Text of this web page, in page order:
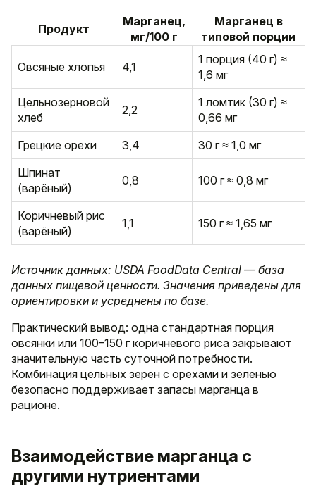
Продукт
Марганец,
мг/100 г
Марганец в
типовой порции
Овсяные хлопья 4,1
1 порция (40 г) ≈
1,6 мг
Цельнозерновой
хлеб
2,2
1 ломтик (30 г) ≈
0,66 мг
Грецкие орехи
3,4
30 г ≈ 1,0 мг
Шпинат
(варёный)
0,8 100 г ≈ 0,8 мг
Коричневый рис
(варёный)
1,1 150 г ≈ 1,65 мг
Источник данных: USDA FoodData Central — база
данных пищевой ценности. Значения приведены для
ориентировки и усреднены по базе.
Практический вывод: одна стандартная порция
овсянки или 100–150 г коричневого риса закрывают
значительную часть суточной потребности.
Комбинация цельных зерен с орехами и зеленью
безопасно поддерживает запасы марганца в
рационе.
Взаимодействие марганца с
другими нутриентами